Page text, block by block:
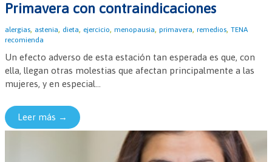
Primavera con contraindicaciones
alergias, astenia, dieta, ejercicio, menopausia, primavera, remedios, TENA
recomienda
Un efecto adverso de esta estación tan esperada es que, con
ella, llegan otras molestias que afectan principalmente a las
mujeres, y en especial...
Leer más →